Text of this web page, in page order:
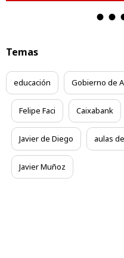
Temas
educación Gobierno de
Felipe Faci Caixabank
Javier de Diego aulas
Javier Muñoz